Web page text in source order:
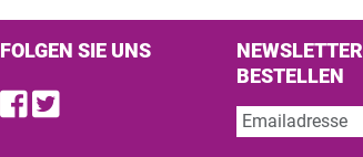
FOLGEN SIE UNS
Find us on Facebook
Follow us on Twitter
NEWSLETTER
BESTELLEN